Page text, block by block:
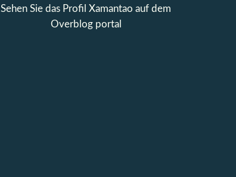
Sehen Sie das Profil Xamantao auf dem
Overblog portal